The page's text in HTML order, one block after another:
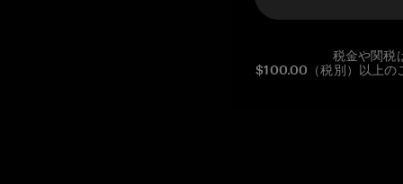
税金や関税
$100.00（税別）以上の